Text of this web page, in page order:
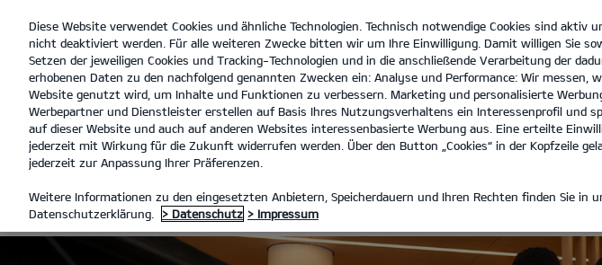
open
menu
Autohaus Raab GmbH
SERVICE ANGEBOTE ANGEBOTE
KIA SERVICEANGEBOTE
Diese Website verwendet Cookies und ähnliche Technologien. Technisch notwendige Cookies sind aktiv
nicht deaktiviert werden. Für alle weiteren Zwecke bitten wir um Ihre Einwilligung. Damit willigen Sie
Setzen der jeweiligen Cookies und Tracking-Technologien und in die anschließende Verarbeitung der
erhobenen Daten zu den nachfolgend genannten Zwecken ein: Analyse und Performance: Wir messen,
Website genutzt wird, um Inhalte und Funktionen zu verbessern. Marketing und personalisierte
Werbepartner und Dienstleister erstellen auf Basis Ihres Nutzungsverhaltens ein Interessenprofil und
auf dieser Website und auch auf anderen Websites interessenbasierte Werbung aus. Eine erteilte
jederzeit mit Wirkung für die Zukunft widerrufen werden. Über den Button „Cookies“ in der Kopfzeile
jederzeit zur Anpassung Ihrer Präferenzen.
Weitere Informationen zu den eingesetzten Anbietern, Speicherdauern und Ihren Rechten finden Sie in
Datenschutzerklärung.
> Datenschutz > Impressum